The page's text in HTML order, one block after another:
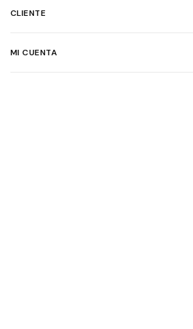
CLIENTE
MI CUENTA